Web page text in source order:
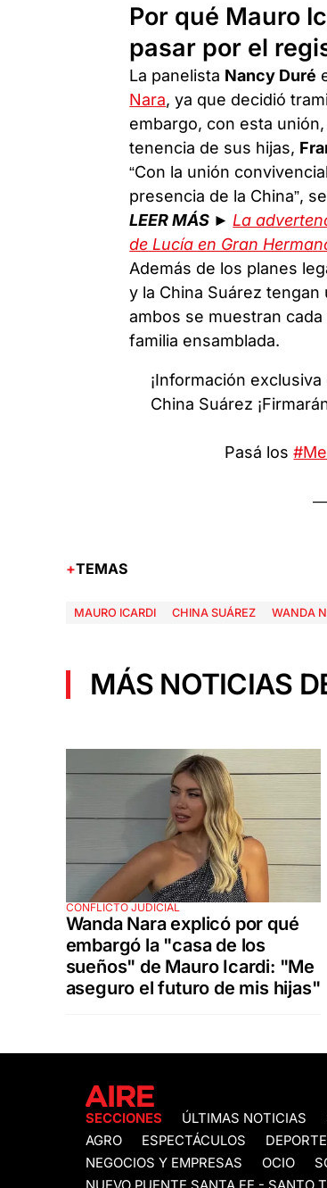
Por qué Mauro
pasar por el
La panelista Nancy Duré
Nara, ya que decidió
embargo, con esta
tenencia de sus hijas,
“Con la unión
presencia de la China”,
LEER MÁS ► La
de Lucía en Gran
Además de los planes
y la China Suárez
ambos se muestran
familia ensamblada.
¡Información exclusiva
China Suárez
Pasá los
—
TEMAS
MAURO ICARDI CHINA SUÁREZ WANDA
MÁS NOTICIAS
CONFLICTO JUDICIAL
Wanda Nara explicó por qué
embargó la "casa de los
sueños" de Mauro Icardi: "Me
aseguro el futuro de mis hijas"
SECCIONES ÚLTIMAS NOTICIAS
AGRO
ESPECTÁCULOS
NEGOCIOS Y EMPRESAS
OCIO